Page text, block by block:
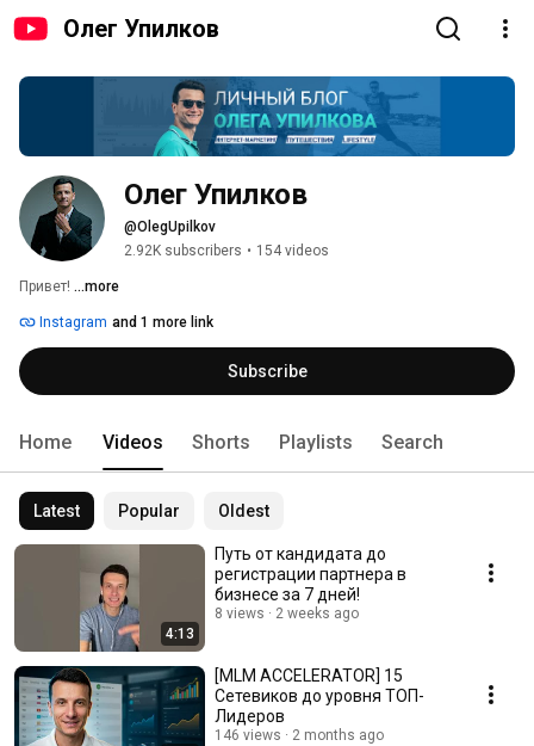
Олег Упилков
Олег Упилков
@OlegUpilkov
2.92K subscribers • 154 videos
Привет! ...more
Instagram and 1 more link
Subscribe
Home Videos Shorts Playlists Search
Latest Popular Oldest
4:13
Путь от кандидата до
регистрации партнера в
бизнесе за 7 дней!
8 views 2 weeks ago
[MLM ACCELERATOR] 15
Сетевиков до уровня ТОП-
Лидеров
146 views 2 months ago